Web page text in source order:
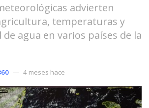
advierten
temperaturas y
agua en varios países de la
4 meses hace